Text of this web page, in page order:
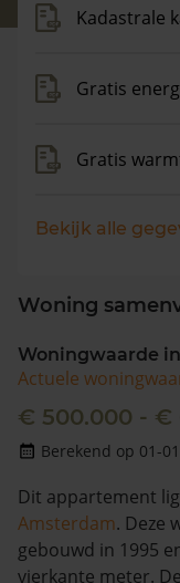
Kadastrale
Gratis
Gratis
Bekijk alle
Woning
Woningwaarde
Actuele
€ 500.000 - €
Berekend op 01-
Dit appartement
Amsterdam. Deze
gebouwd in 1995
vierkante meter.